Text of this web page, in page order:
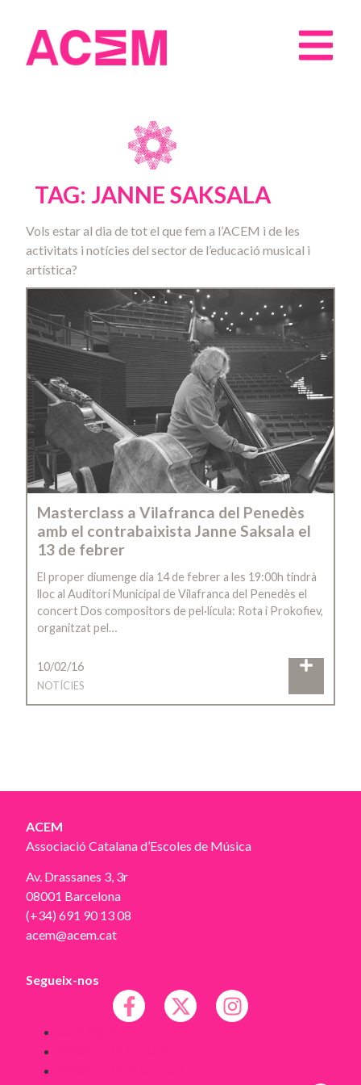
TAG: JANNE SAKSALA
Vols estar al dia de tot el que fem a l’ACEM i de les
activitats i notícies del sector de l’educació musical i
artística?
Masterclass a Vilafranca del Penedès
amb el contrabaixista Janne Saksala el
13 de febrer
El proper diumenge dia 14 de febrer a les 19:00h tindrà
lloc al Auditori Municipal de Vilafranca del Penedès el
concert Dos compositors de pel·lícula: Rota i Prokofiev,
organitzat pel…
10/02/16
NOTÍCIES
ACEM
Associació Catalana d’Escoles de Música
Av. Drassanes 3, 3r
08001 Barcelona
(+34) 691 90 13 08
acem@acem.cat
Segueix-nos